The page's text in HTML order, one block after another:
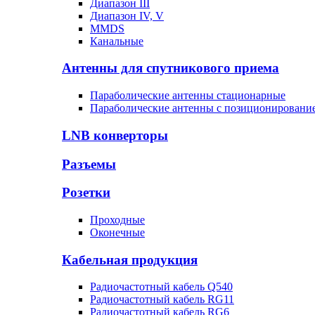
Диапазон III
Диапазон IV, V
MMDS
Канальные
Антенны для спутникового приема
Параболические антенны стационарные
Параболические антенны с
LNB конверторы
Разъемы
Розетки
Проходные
Оконечные
Кабельная продукция
Радиочастотный кабель Q540
Радиочастотный кабель RG11
Радиочастотный кабель RG6